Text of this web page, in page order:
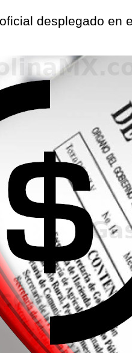
desplegado en